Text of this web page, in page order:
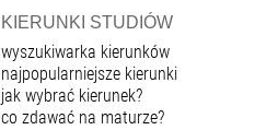
KIERUNKI STUDIÓW
wyszukiwarka kierunków
najpopularniejsze kierunki
jak wybrać kierunek?
co zdawać na maturze?